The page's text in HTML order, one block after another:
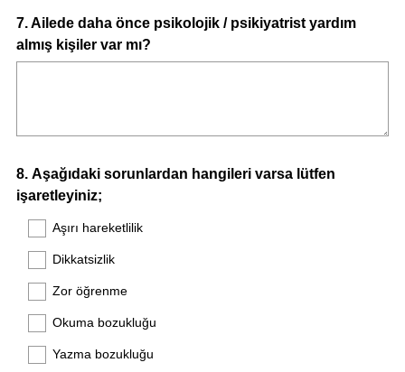
Question
Title
7.Ailede daha önce psikolojik / psikiyatrist yardım
almış kişiler var mı?
Question
Title
8. Aşağıdaki sorunlardan hangileri varsa lütfen
işaretleyiniz;
Aşırı hareketlilik
Dikkatsizlik
Zor öğrenme
Okuma bozukluğu
Yazma bozukluğu